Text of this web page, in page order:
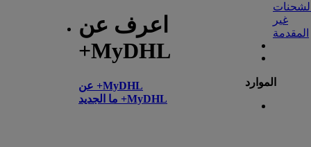
اعرف عن
+MyDHL
عن +MyDHL
ما الجديد +MyDHL
غير
المقدمة
الموارد